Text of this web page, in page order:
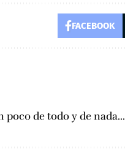
FACEBOOK
de todo y de nada...